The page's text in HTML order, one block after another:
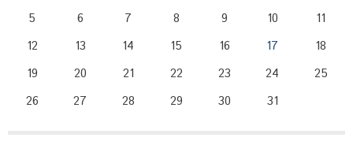
5
6 7 8 9 10
11
12
13 14 15 16 17
18
19
20 21 22 23 24
25
26
27 28 29 30 31